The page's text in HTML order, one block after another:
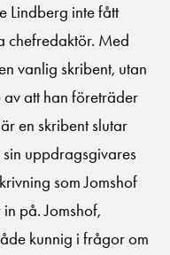
Lindberg inte fått
chefredaktör. Med
vanlig skribent, utan
att han företräder
en skribent slutar
uppdragsgivares
som Jomshof
på. Jomshof,
kunnig i frågor om